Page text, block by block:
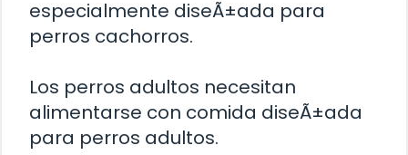
especialmente diseÃ±ada para
perros cachorros.
Los perros adultos necesitan
alimentarse con comida diseÃ±ada
para perros adultos.